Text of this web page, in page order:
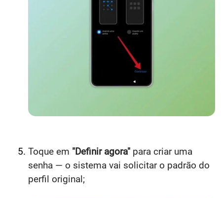
Toque em "Definir agora" para criar uma
senha — o sistema vai solicitar o padrão do
perfil original;